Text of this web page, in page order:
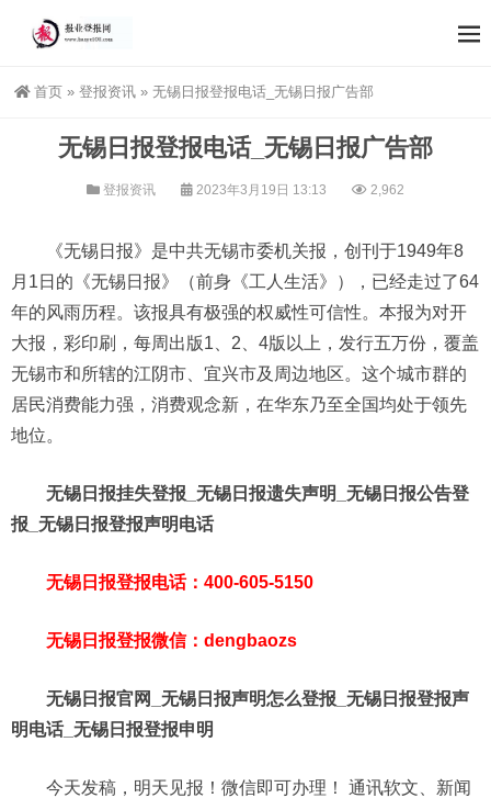
首页 » 登报资讯 » 无锡日报登报电话_无锡日报广告部
无锡日报登报电话_无锡日报广告部
登报资讯 2023年3月19日 13:13 2,962
《无锡日报》是中共无锡市委机关报，创刊于1949年8
月1日的《无锡日报》（前身《工人生活》），已经走过了64
年的风雨历程。该报具有极强的权威性可信性。本报为对开
大报，彩印刷，每周出版1、2、4版以上，发行五万份，覆盖
无锡市和所辖的江阴市、宜兴市及周边地区。这个城市群的
居民消费能力强，消费观念新，在华东乃至全国均处于领先
地位。
无锡日报挂失登报_无锡日报遗失声明_无锡日报公告登
报_无锡日报登报声明电话
无锡日报登报电话：400-605-5150
无锡日报登报微信：dengbaozs
无锡日报官网_无锡日报声明怎么登报_无锡日报登报声
明电话_无锡日报登报申明
今天发稿，明天见报！微信即可办理！ 通讯软文、新闻